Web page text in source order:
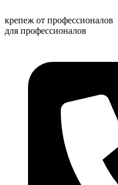
к
содержимому
крепеж от профессионалов
для профессионалов